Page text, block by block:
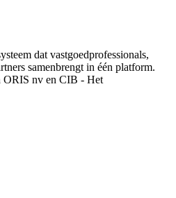
dat vastgoedprofessionals,
samenbrengt in één platform.
ORIS nv en CIB - Het